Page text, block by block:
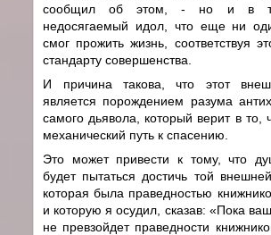
сообщил об этом, - но и в
недосягаемый идол, что еще ни
смог прожить жизнь, соответствуя
стандарту совершенства.
И причина такова, что этот
является порождением разума
самого дьявола, который верит в то,
механический путь к спасению.
Это может привести к тому, что
будет пытаться достичь той
которая была праведностью
и которую я осудил, сказав: «Пока
не превзойдет праведности